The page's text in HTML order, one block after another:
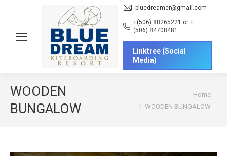
bluedreamcr@gmail.com
+(506) 88265221 or +
(506) 84708481
Linktree (Social
Media)
WOODEN
BUNGALOW
Home
WOODEN BUNGALOW